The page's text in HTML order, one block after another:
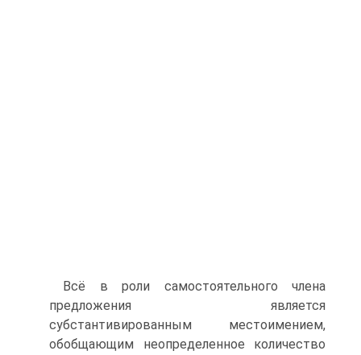
Всё в роли самостоятельного члена
предложения является
субстантивированным местоимением,
обобщающим неопределенное количество